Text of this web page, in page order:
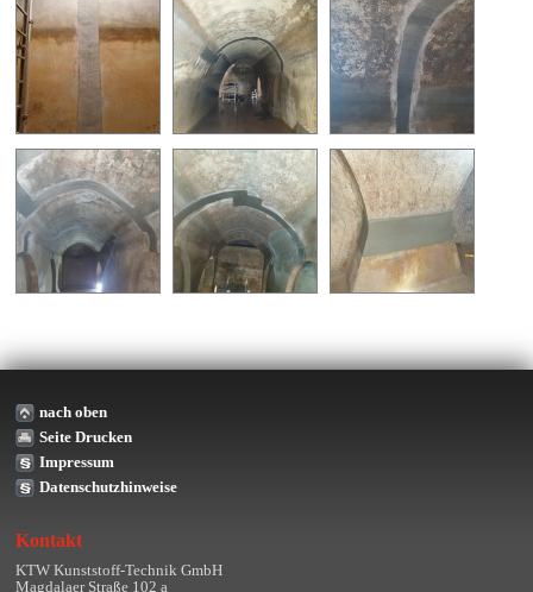
nach oben
Seite Drucken
Impressum
Datenschutzhinweise
Kontakt
KTW Kunststoff-Technik GmbH
Magdalaer Straße 102 a